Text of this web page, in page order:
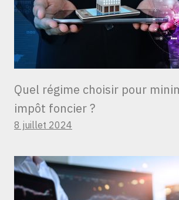
Quel régime choisir pour
impôt foncier ?
8 juillet 2024